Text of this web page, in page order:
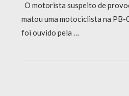
O motorista suspeito de
matou uma motociclista na PB-
foi ouvido pela …